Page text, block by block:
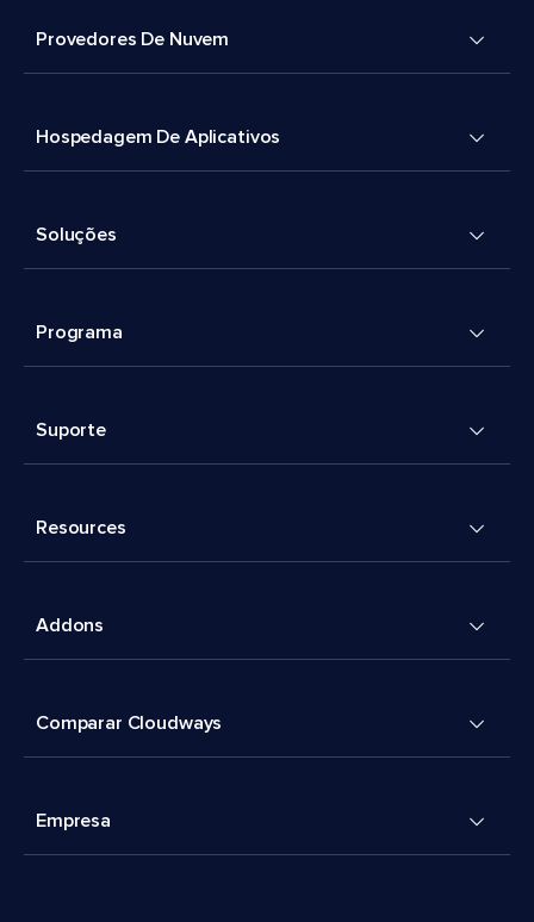
Provedores De Nuvem
Hospedagem De Aplicativos
Soluções
Programa
Suporte
Resources
Addons
Comparar Cloudways
Empresa